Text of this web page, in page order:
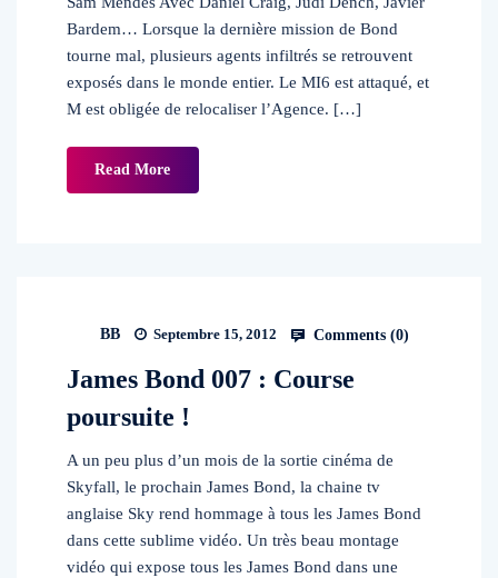
Bardem… Lorsque la dernière mission de Bond
tourne mal, plusieurs agents infiltrés se retrouvent
exposés dans le monde entier. Le MI6 est attaqué, et
M est obligée de relocaliser l’Agence. […]
Read More
BB Septembre 15, 2012 Comments (0)
James Bond 007 : Course
poursuite !
A un peu plus d’un mois de la sortie cinéma de
Skyfall, le prochain James Bond, la chaine tv
anglaise Sky rend hommage à tous les James Bond
dans cette sublime vidéo. Un très beau montage
vidéo qui expose tous les James Bond dans une